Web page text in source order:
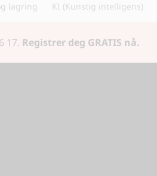
lagring KI (Kunstig intelligens)
nå.